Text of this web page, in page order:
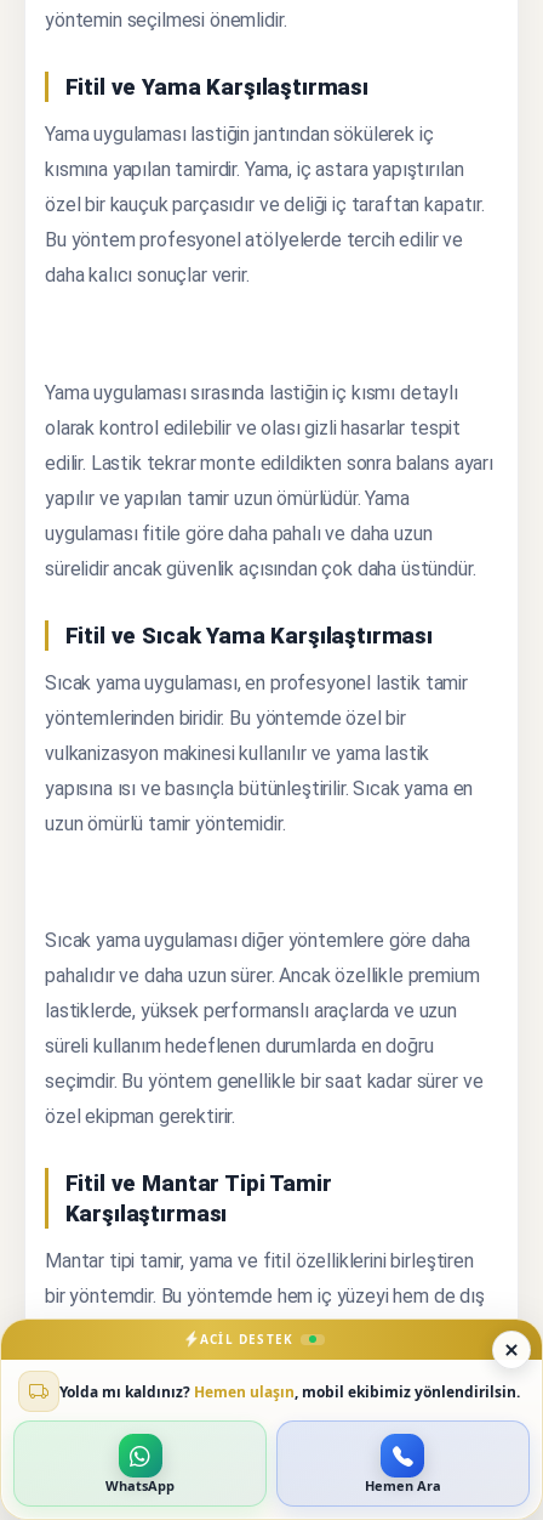
yöntemin seçilmesi önemlidir.
Fitil ve Yama Karşılaştırması
Yama uygulaması lastiğin jantından sökülerek iç
kısmına yapılan tamirdir. Yama, iç astara yapıştırılan
özel bir kauçuk parçasıdır ve deliği iç taraftan kapatır.
Bu yöntem profesyonel atölyelerde tercih edilir ve
daha kalıcı sonuçlar verir.
Yama uygulaması sırasında lastiğin iç kısmı detaylı
olarak kontrol edilebilir ve olası gizli hasarlar tespit
edilir. Lastik tekrar monte edildikten sonra balans ayarı
yapılır ve yapılan tamir uzun ömürlüdür. Yama
uygulaması fitile göre daha pahalı ve daha uzun
sürelidir ancak güvenlik açısından çok daha üstündür.
Fitil ve Sıcak Yama Karşılaştırması
Sıcak yama uygulaması, en profesyonel lastik tamir
yöntemlerinden biridir. Bu yöntemde özel bir
vulkanizasyon makinesi kullanılır ve yama lastik
yapısına ısı ve basınçla bütünleştirilir. Sıcak yama en
uzun ömürlü tamir yöntemidir.
Sıcak yama uygulaması diğer yöntemlere göre daha
pahalıdır ve daha uzun sürer. Ancak özellikle premium
lastiklerde, yüksek performanslı araçlarda ve uzun
süreli kullanım hedeflenen durumlarda en doğru
seçimdir. Bu yöntem genellikle bir saat kadar sürer ve
özel ekipman gerektirir.
Fitil ve Mantar Tipi Tamir
Karşılaştırması
Mantar tipi tamir, yama ve fitil özelliklerini birleştiren
bir yöntemdir. Bu yöntemde hem iç yüzeyi hem de dış
yüzeyi kapatan, mantar şeklinde bir tamir malzemesi
kullanılır. İki yönlü kapama sayesinde hem kalıcılık hem
de güvenlik sağlanır.
ACIL DESTEK
Yolda mı kaldınız? Hemen ulaşın, mobil ekibimiz yönlendirilsin.
WhatsApp Hemen Ara